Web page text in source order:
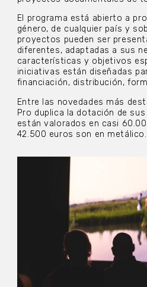
El programa está abierto a
género, de cualquier país y
proyectos pueden ser
diferentes, adaptadas a sus
características y objetivos
iniciativas están diseñadas
financiación, distribución,
Entre las novedades más
Pro duplica la dotación de
están valorados en casi
42.500 euros son en metálico.